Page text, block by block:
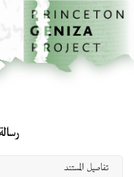
إلى المحتوى الرئيسي
الرئيسية
رسالة